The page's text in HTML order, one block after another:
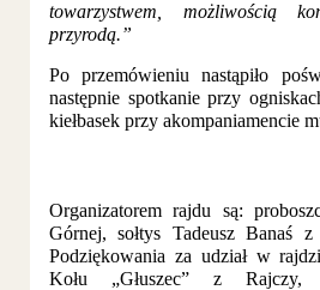
towarzystwem, możliwością
przyrodą.”
Po przemówieniu nastąpiło
następnie spotkanie przy
kiełbasek przy akompaniamencie
Organizatorem rajdu są:
Górnej, sołtys Tadeusz Banaś
Podziękowania za udział w
Kołu „Głuszec” z Rajczy,